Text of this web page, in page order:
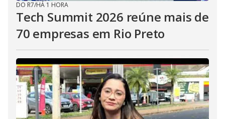
DO R7/HÁ 1 HORA
Tech Summit 2026 reúne mais de
70 empresas em Rio Preto